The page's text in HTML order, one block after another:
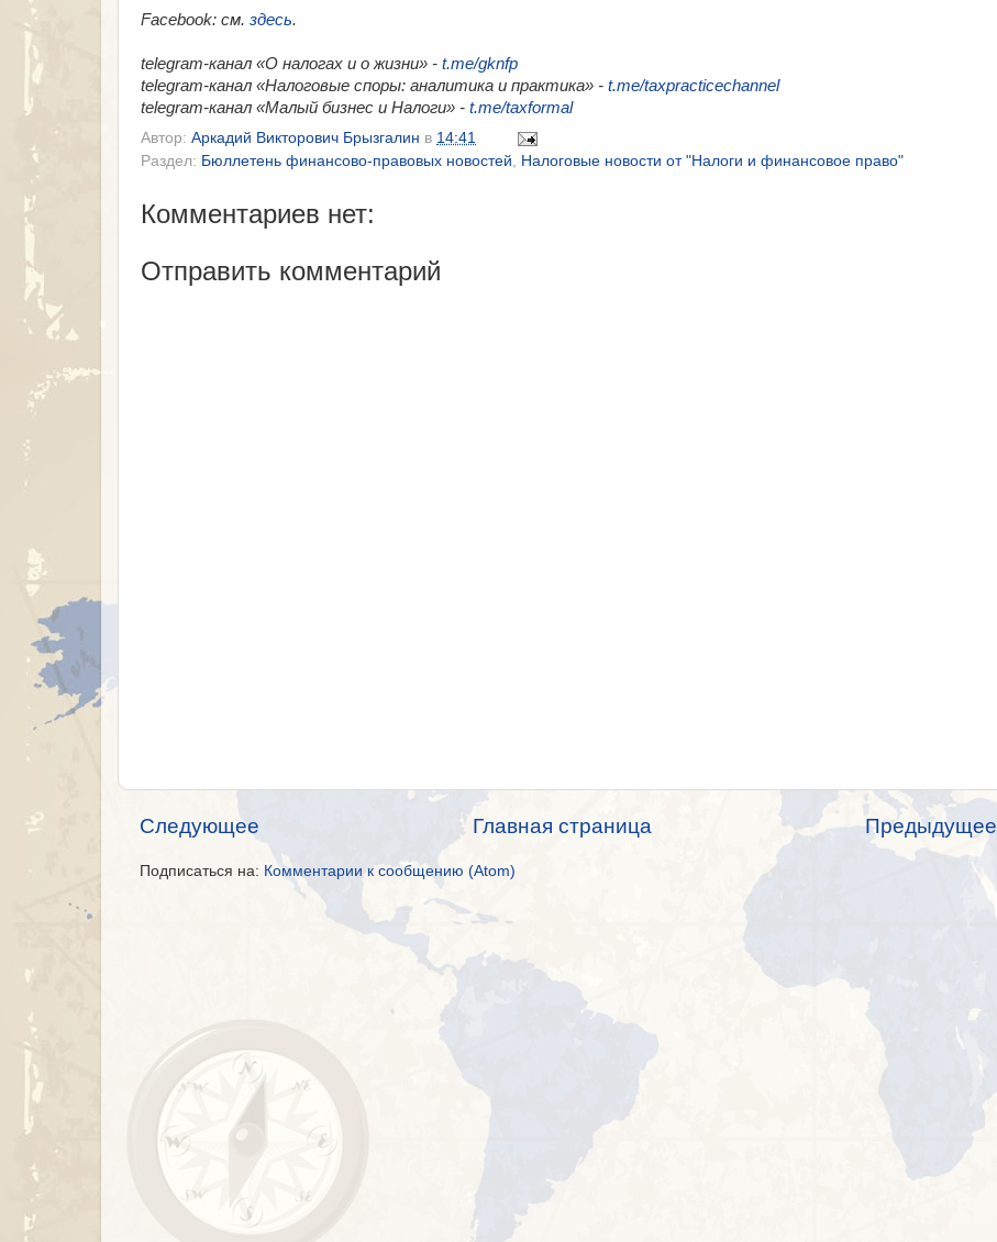
Facebook: см. здесь.
telegram-канал «О налогах и о жизни» - t.me/gknfp
telegram-канал «Налоговые споры: аналитика и практика» - t.me/taxpracticechannel
telegram-канал «Малый бизнес и Налоги» - t.me/taxformal
Автор: Аркадий Викторович Брызгалин в 14:41
Раздел: Бюллетень финансово-правовых новостей Налоговые новости от "Налоги и финансовое право"
Комментариев нет:
Отправить комментарий
Следующее Предыдущее
Главная страница
Подписаться на: Комментарии к сообщению (Atom)